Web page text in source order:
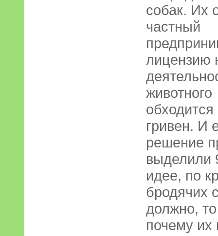
собак. Их
частный
лицензию
животного
гривен. И
решение
выделили
идее, по
бродячих
должно,
почему